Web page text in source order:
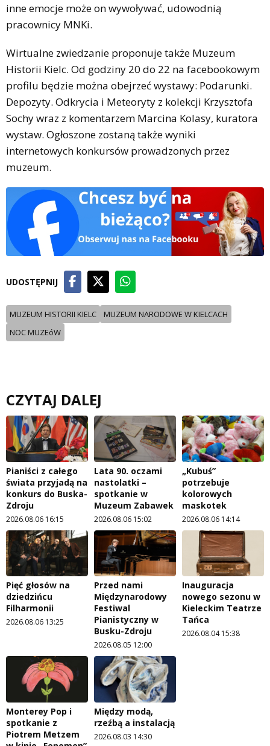
inne emocje może on wywoływać, udowodnią
pracownicy MNKi.
Wirtualne zwiedzanie proponuje także Muzeum
Historii Kielc. Od godziny 20 do 22 na facebookowym
profilu będzie można obejrzeć wystawy: Podarunki.
Depozyty. Odkrycia i Meteoryty z kolekcji Krzysztofa
Sochy wraz z komentarzem Marcina Kolasy, kuratora
wystaw. Ogłoszone zostaną także wyniki
internetowych konkursów prowadzonych przez
muzeum.
UDOSTĘPNIJ
MUZEUM HISTORII KIELC
MUZEUM NARODOWE W KIELCACH
NOC MUZEóW
CZYTAJ DALEJ
Pianiści z całego
świata przyjadą na
konkurs do Buska-
Zdroju
2026.08.06 16:15
Lata 90. oczami
nastolatki –
spotkanie w
Muzeum Zabawek
2026.08.06 15:02
„Kubuś”
potrzebuje
kolorowych
maskotek
2026.08.06 14:14
Pięć głosów na
dziedzińcu
Filharmonii
2026.08.06 13:25
Przed nami
Międzynarodowy
Festiwal
Pianistyczny w
Busku-Zdroju
2026.08.05 12:00
Inauguracja
nowego sezonu w
Kieleckim Teatrze
Tańca
2026.08.04 15:38
Monterey Pop i
spotkanie z
Piotrem Metzem
Między modą,
rzeźbą a instalacją
2026.08.03 14:30